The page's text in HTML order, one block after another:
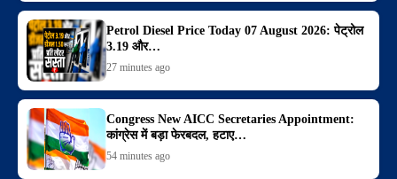
Petrol Diesel Price Today 07 August 2026: पेट्रोल
3.19 और…
27 minutes ago
Congress New AICC Secretaries Appointment:
कांग्रेस में बड़ा फेरबदल, हटाए…
54 minutes ago